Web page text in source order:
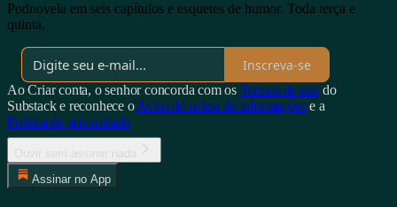
Podnovela em seis capítulos e esquetes de humor. Toda terça e
quinta.
Inscreva-se
Ao Criar conta, o senhor concorda com os Termos de uso do
Substack e reconhece oAviso de coleta de informaçõese a
Política de privacidade
Assinar no App